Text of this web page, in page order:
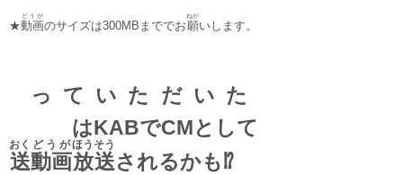
★動画
どうが
のサイズは300MBまででお願
ねが
いします。
送
おく
っていただいた
動画
どうが
はKABでCMとして
放送
ほうそう
されるかも⁉︎